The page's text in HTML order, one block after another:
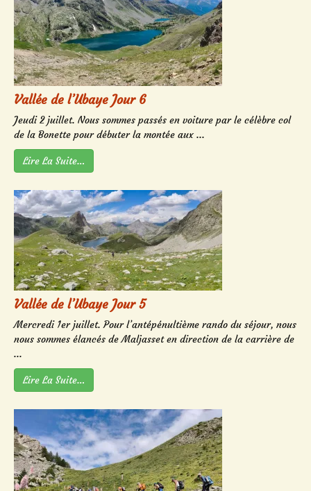
Vallée de l’Ubaye Jour 6
Jeudi 2 juillet. Nous sommes passés en voiture par le célèbre col
de la Bonette pour débuter la montée aux ...
Lire La Suite…
Vallée de l’Ubaye Jour 5
Mercredi 1er juillet. Pour l’antépénultième rando du séjour, nous
nous sommes élancés de Maljasset en direction de la carrière de
...
Lire La Suite…